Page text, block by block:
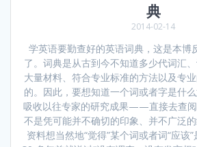
典
2014-02-14
学英语要勤查好的英语词典，这是本博
了。词典是从古到今不知道多少代词汇
大量材料、符合专业标准的方法以及专
的。因此，要想知道一个词或者字是什
吸收以往专家的研究成果——直接去查
不是凭可能并不确切的印象、并不广泛
资料想当然地“觉得”某个词或者词“应该